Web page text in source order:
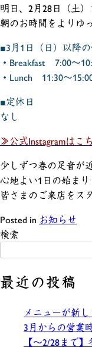
明日、2月28日（土
朝のお時間をよりゆ
■3月1日（日）以降
・Breakfast 7:00～
・Lunch 11:30～
■定休日
なし
≫公式Instagramはこ
少しずつ春の足音が
心地よい1日の始ま
皆さまのご来店をス
Posted in お知らせ
検索
最近の投稿
メニューが新
3月からの営業
【〜2/28まで